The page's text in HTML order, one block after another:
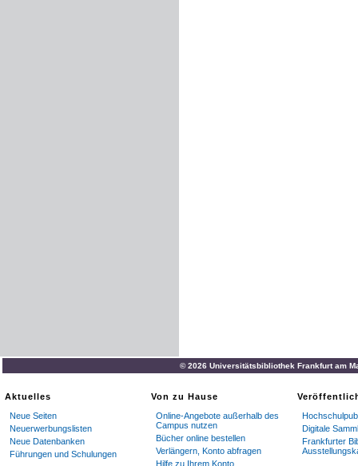
© 2026 Universitätsbibliothek Frankfurt am
Aktuelles
Neue Seiten
Neuerwerbungslisten
Neue Datenbanken
Führungen und Schulungen
Von zu Hause
Online-Angebote außerhalb des
Campus nutzen
Bücher online bestellen
Verlängern, Konto abfragen
Hilfe zu Ihrem Konto
Digitale
Frankfurter